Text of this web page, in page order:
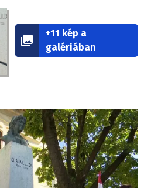
+11 kép a
galériában